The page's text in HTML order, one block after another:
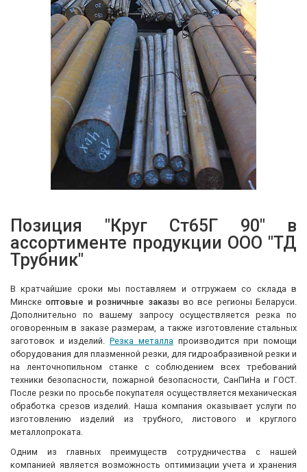
Позиция "Круг Ст65Г 90" в
ассортименте продукции ООО "ТД
Трубник"
В кратчайшие сроки мы поставляем и отгружаем со склада в
Минске оптовые и розничные заказы во все регионы Беларуси.
Дополнительно по вашему запросу осуществляется резка по
оговоренным в заказе размерам, а также изготовление стальных
заготовок и изделий.Резка металлапроизводится при помощи
оборудования для плазменной резки, для гидроабразивной резки и
на ленточнопильном станке с соблюдением всех требований
техники безопасности, пожарной безопасности, СанПиНа и ГОСТ.
После резки по просьбе покупателя осуществляется механическая
обработка срезов изделий. Наша компания оказывает услуги по
изготовлению изделий из трубного, листового и круглого
металлопроката.
Одним из главных преимуществ сотрудничества с нашей
компанией является возможность оптимизации учета и хранения